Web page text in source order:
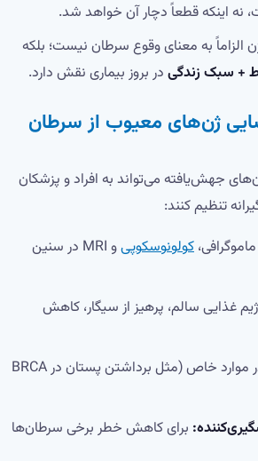
نه اینکه قطعاً دچار آن خواهد شد.
به معنای وقوع سرطان نیست؛ بلکه
+ سبک زندگی در بروز بیماری نقش دارد.
ژن‌های معیوب از سرطان
جهش‌یافته می‌تواند به افراد و پزشکان
تنظیم کنند:
ماموگرافی، کولونوسکوپی
و MRI در سنین
غذایی سالم، پرهیز از سیگار، کاهش
در موارد خاص (مثل برداشتن پستان در BRCA
برای کاهش خطر برخی سرطان‌ها